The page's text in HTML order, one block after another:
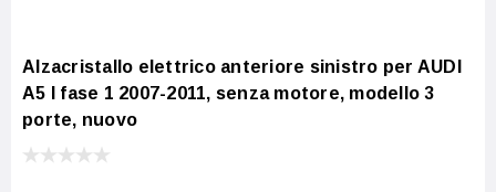
Alzacristallo elettrico anteriore sinistro per AUDI
A5 I fase 1 2007-2011, senza motore, modello 3
porte, nuovo